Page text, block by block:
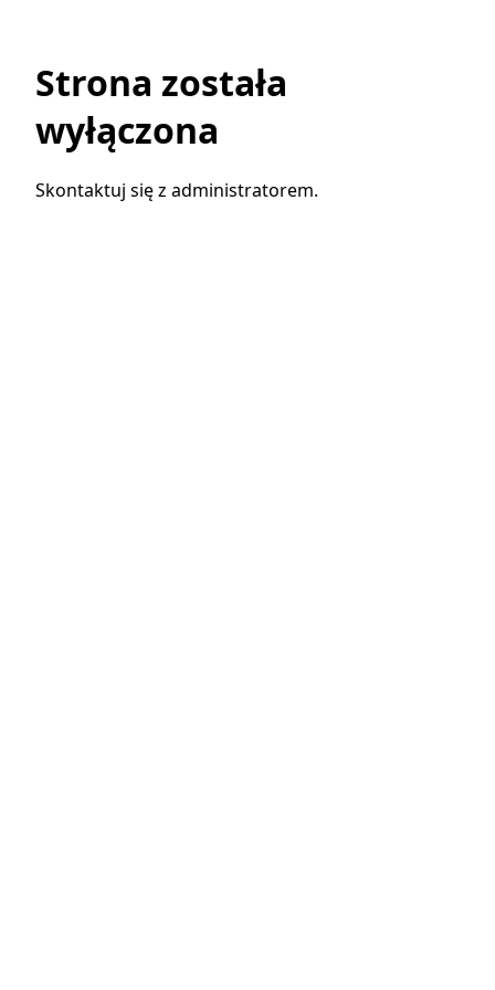
Strona została
wyłączona
Skontaktuj się z administratorem.